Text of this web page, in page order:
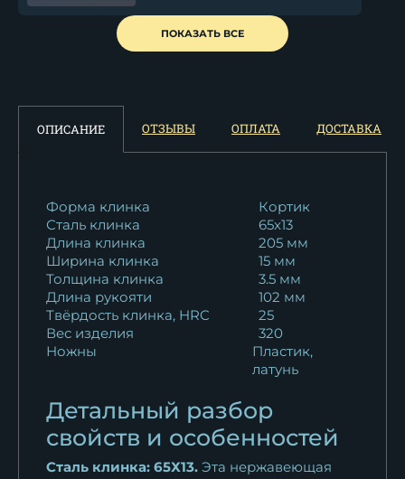
Кортик офицерский ВВС...
10 435₽
(федеральная...
Медицинской службы
10 435
Кортик офицерский НВМФ
(Нахимовское...
10 435₽
Кортик офицерский ФССП
10 435
Кортик офицерский МВД
(министерство...
ПОКАЗАТЬ ВСЕ
ОПИСАНИЕ ОТЗЫВЫ ОПЛАТА ДОСТАВКА
Форма клинка
Кортик
Сталь клинка
65x13
Длина клинка
205 мм
Ширина клинка
15 мм
Толщина клинка
3.5 мм
Длина рукояти
102 мм
Твёрдость клинка, HRC
25
Вес изделия
320
Ножны
Пластик,
латунь
Детальный разбор
свойств и особенностей
Сталь клинка: 65Х13. Эта нержавеющая